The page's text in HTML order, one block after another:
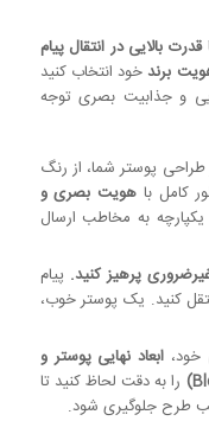
بالایی در انتقال پیام
برند خود انتخاب کنید
و جذابیت بصری توجه
طراحی پوستر شما، از رنگ
کامل با هویت بصری و
به مخاطب ارسال
پرهیز کنید. پیام
کنید. یک پوستر خوب،
ابعاد نهایی پوستر و
را به دقت لحاظ کنید تا
طرح جلوگیری شود.